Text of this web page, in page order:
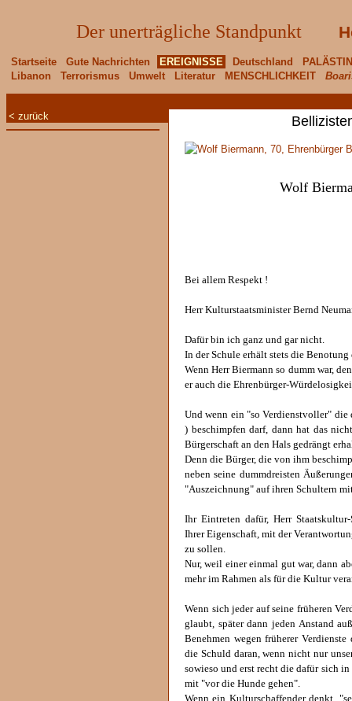
Der unerträgliche Standpunkt
Startseite Gute Nachrichten EREIGNISSE Deutschland
Libanon
Terrorismus Umwelt Literatur MENSCHLICHKEIT
< zurück
Wolf
Bei allem Respekt !
Herr Kulturstaatsminister Bernd
Dafür bin ich ganz und gar nicht.
In der Schule erhält stets die Benotung
Wenn Herr Biermann so dumm war,
er auch die Ehrenbürger-
Und wenn ein "so Verdienstvoller" die
) beschimpfen darf, dann hat das
Bürgerschaft an den Hals gedrängt
Denn die Bürger, die von ihm
neben seine dummdreisten
"Auszeichnung" auf ihren Schultern
Ihr Eintreten dafür, Herr
Ihrer Eigenschaft, mit der
zu sollen.
Nur, weil einer einmal gut war, dann
mehr im Rahmen als für die Kultur
Wenn sich jeder auf seine früheren
glaubt, später dann jeden Anstand
Benehmen wegen früherer
die Schuld daran, wenn nicht nur
sowieso und erst recht die dafür sich
mit "vor die Hunde gehen".
Wenn ein Kulturschaffender denkt,